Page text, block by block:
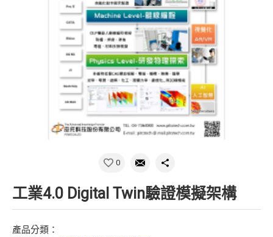
0
工業4.0 Digital Twin驗證模擬架構
產品分類：